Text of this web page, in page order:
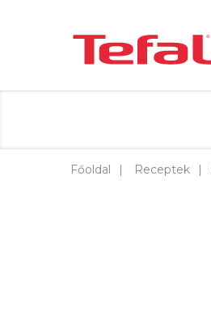
Főoldal Receptek